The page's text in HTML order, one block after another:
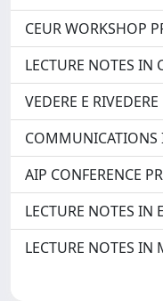
CEUR WORKSHOP
LECTURE NOTES IN
VEDERE E RIVEDERE
COMMUNICATIONS
AIP CONFERENCE
LECTURE NOTES IN
LECTURE NOTES IN